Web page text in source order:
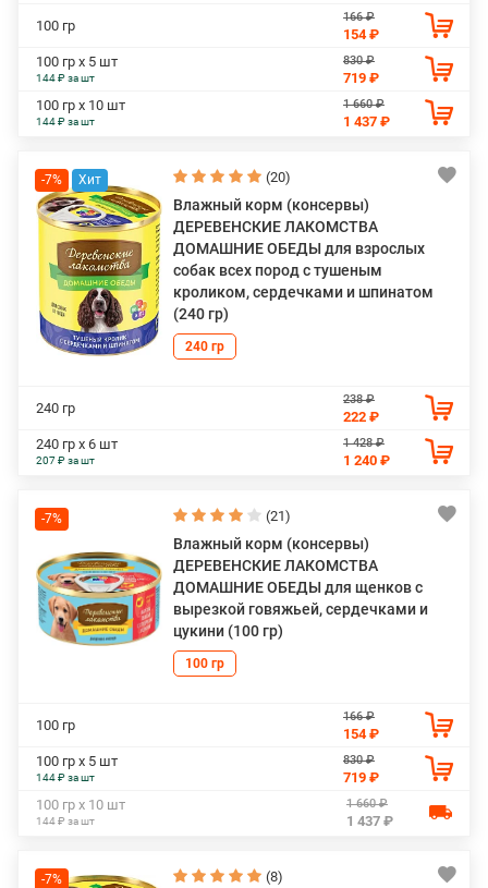
100 гр
166 ₽
154 ₽
100 гр х 5 шт
144 ₽ за шт
830 ₽
719 ₽
100 гр х 10 шт
144 ₽ за шт
1 660 ₽
1 437 ₽
-7% (20)
Влажный корм (консервы)
ДЕРЕВЕНСКИЕ ЛАКОМСТВА
ДОМАШНИЕ ОБЕДЫ для взрослых
собак всех пород с тушеным
кроликом, сердечками и шпинатом
(240 гр)
240 гр
240 гр
238 ₽
222 ₽
240 гр х 6 шт
207 ₽ за шт
1 428 ₽
1 240 ₽
-7% (21)
Влажный корм (консервы)
ДЕРЕВЕНСКИЕ ЛАКОМСТВА
ДОМАШНИЕ ОБЕДЫ для щенков с
вырезкой говяжьей, сердечками и
цукини (100 гр)
100 гр
100 гр
166 ₽
154 ₽
100 гр х 5 шт
144 ₽ за шт
830 ₽
719 ₽
100 гр х 10 шт
144 ₽ за шт
1 660 ₽
1 437 ₽
-7% (8)